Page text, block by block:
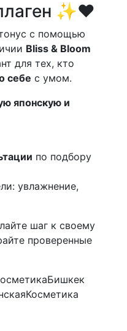
✨❤️
с помощью
Bliss & Bloom
для тех, кто
себе с умом.
японскую и
по подбору
увлажнение,
шаг к своему
проверенные